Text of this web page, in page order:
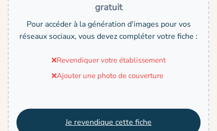
gratuit
Pour accéder à la génération d'images pour vos
réseaux sociaux, vous devez compléter votre fiche :
❌Revendiquer votre établissement
❌Ajouter une photo de couverture
Je revendique cette fiche